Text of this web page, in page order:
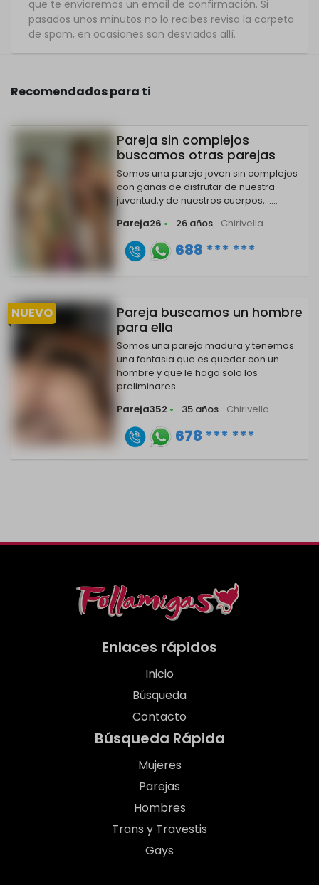
que te enviaremos un email de confirmación. Si
pasados unos minutos no lo recibes revisa la carpeta
de spam, en ocasiones son desviados allí.
Recomendados para ti
Pareja sin complejos
buscamos otras parejas
Somos una pareja joven sin complejos
con ganas de disfrutar de nuestra
juventud,y de nuestros cuerpos,......
Pareja26 • 26 años Chirivella
688 *** ***
NUEVO
Pareja buscamos un hombre
para ella
Somos una pareja madura y tenemos
una fantasia que es quedar con un
hombre y que le haga solo los
preliminares......
Pareja352 • 35 años Chirivella
678 *** ***
Enlaces rápidos
Inicio
Búsqueda
Contacto
Búsqueda Rápida
Mujeres
Parejas
Hombres
Trans y Travestis
Gays